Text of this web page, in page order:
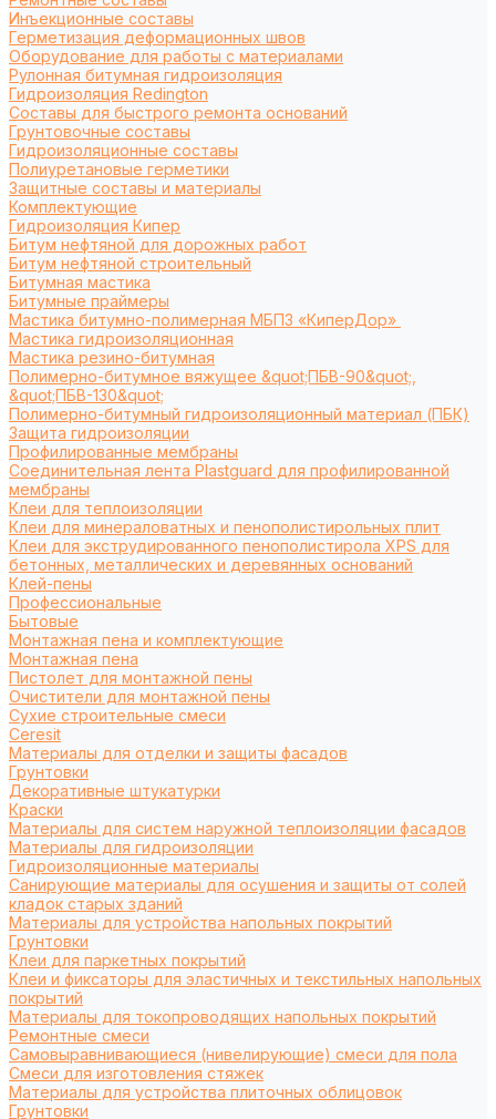
Инъекционные составы
Герметизация деформационных швов
Оборудование для работы с материалами
Рулонная битумная гидроизоляция
Гидроизоляция Redington
Составы для быстрого ремонта оснований
Грунтовочные составы
Гидроизоляционные составы
Полиуретановые герметики
Защитные составы и материалы
Комплектующие
Гидроизоляция Кипер
Битум нефтяной для дорожных работ
Битум нефтяной строительный
Битумная мастика
Битумные праймеры
Мастика битумно-полимерная МБПЗ «КиперДор»
Мастика гидроизоляционная
Мастика резино-битумная
Полимерно-битумное вяжущее &quot;ПБВ-90&quot;,
&quot;ПБВ-130&quot;
Полимерно-битумный гидроизоляционный материал (ПБК)
Защита гидроизоляции
Профилированные мембраны
Соединительная лента Plastguard для профилированной
мембраны
Клеи для теплоизоляции
Клеи для минераловатных и пенополистирольных плит
Клеи для экструдированного пенополистирола XPS для
бетонных, металлических и деревянных оснований
Клей-пены
Профессиональные
Бытовые
Монтажная пена и комплектующие
Монтажная пена
Пистолет для монтажной пены
Очистители для монтажной пены
Сухие строительные смеси
Ceresit
Материалы для отделки и защиты фасадов
Грунтовки
Декоративные штукатурки
Краски
Материалы для систем наружной теплоизоляции фасадов
Материалы для гидроизоляции
Гидроизоляционные материалы
Санирующие материалы для осушения и защиты от солей
кладок старых зданий
Материалы для устройства напольных покрытий
Грунтовки
Клеи для паркетных покрытий
Клеи и фиксаторы для эластичных и текстильных напольных
покрытий
Материалы для токопроводящих напольных покрытий
Ремонтные смеси
Самовыравнивающиеся (нивелирующие) смеси для пола
Смеси для изготовления стяжек
Материалы для устройства плиточных облицовок
Грунтовки